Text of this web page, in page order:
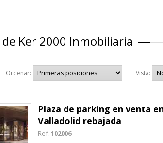
Ker 2000 Inmobiliaria
Ordenar: Vista:
Plaza de parking en venta en
Valladolid rebajada
Ref. 102006